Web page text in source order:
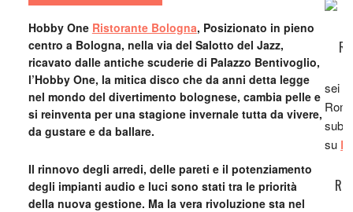
Hobby One Ristorante Bologna, Posizionato in pieno
centro a Bologna, nella via del Salotto del Jazz,
ricavato dalle antiche scuderie di Palazzo Bentivoglio,
l’Hobby One, la mitica disco che da anni detta legge
nel mondo del divertimento bolognese, cambia pelle e
si reinventa per una stagione invernale tutta da vivere,
da gustare e da ballare.
Il rinnovo degli arredi, delle pareti e il potenziamento
degli impianti audio e luci sono stati tra le priorità
della nuova gestione. Ma la vera rivoluzione sta nel
sei
su